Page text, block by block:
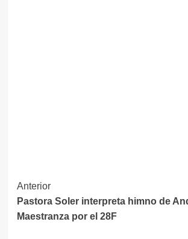
Navegación
de
entradas
Anterior
Pastora Soler interpreta himno de
Maestranza por el 28F